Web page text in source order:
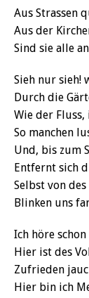
Aus Strassen
Aus der
Sind sie alle
Sieh nur sieh!
Durch die
Wie der Fluss,
So manchen
Und, bis zum
Entfernt sich
Selbst von
Blinken uns
Ich höre
Hier ist des
Zufrieden
Hier bin ich